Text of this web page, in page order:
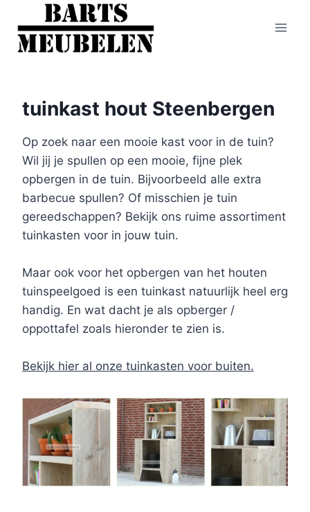
Doorgaan
naar
inhoud
tuinkast hout Steenbergen
Op zoek naar een mooie kast voor in de tuin?
Wil jij je spullen op een mooie, fijne plek
opbergen in de tuin. Bijvoorbeeld alle extra
barbecue spullen? Of misschien je tuin
gereedschappen? Bekijk ons ruime assortiment
tuinkasten voor in jouw tuin.
Maar ook voor het opbergen van het houten
tuinspeelgoed is een tuinkast natuurlijk heel erg
handig. En wat dacht je als opberger /
oppottafel zoals hieronder te zien is.
Bekijk hier al onze tuinkasten voor buiten.